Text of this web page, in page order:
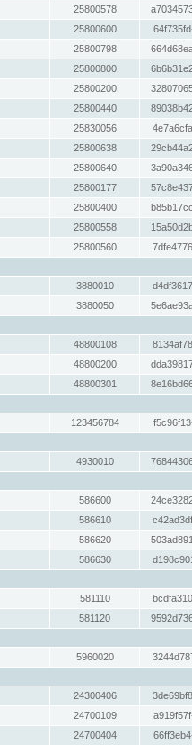
25800578
25800600
25800798
25800800
25800200
25800440
25830056
25800638
25800640
25800177
25800400
25800558
25800560
3880010
3880050
48800108
48800200
48800301
123456784
4930010
586600
586610
586620
586630
581110
581120
5960020
24300406
24700109
24700404